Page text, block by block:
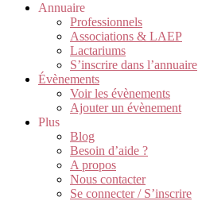
Annuaire
Professionnels
Associations & LAEP
Lactariums
S’inscrire dans l’annuaire
Évènements
Voir les évènements
Ajouter un évènement
Plus
Blog
Besoin d’aide ?
A propos
Nous contacter
Se connecter / S’inscrire